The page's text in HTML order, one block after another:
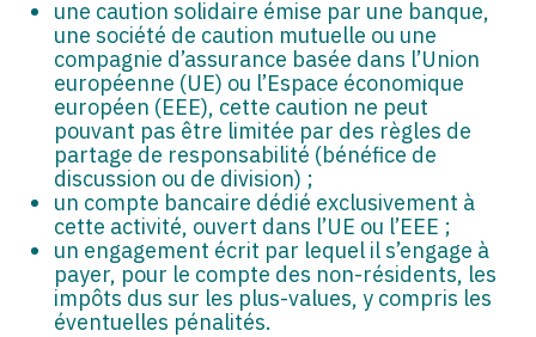
une caution solidaire émise par une banque,
une société de caution mutuelle ou une
compagnie d’assurance basée dans l’Union
européenne (UE) ou l’Espace économique
européen (EEE), cette caution ne peut
pouvant pas être limitée par des règles de
partage de responsabilité (bénéfice de
discussion ou de division) ;
un compte bancaire dédié exclusivement à
cette activité, ouvert dans l’UE ou l’EEE ;
un engagement écrit par lequel il s’engage à
payer, pour le compte des non-résidents, les
impôts dus sur les plus-values, y compris les
éventuelles pénalités.